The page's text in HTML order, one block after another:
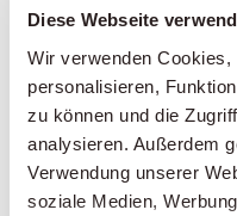
Diese Webseite
Wir verwenden
personalisieren,
zu können und die
analysieren. Außerdem
Verwendung unserer
soziale Medien,
Weiterführung von
Entlastung und Hilfe
Beratungs-Hotline
Betreuung bei